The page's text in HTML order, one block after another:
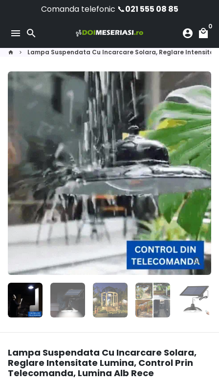
content
Comanda telefonic 📞021 555 08 85
menu search account_circle local_mall
0
home keyboard_arrow_right Lampa Suspendata Cu Incarcare Solara, Reglare
Lampa Suspendata Cu Incarcare Solara,
Reglare Intensitate Lumina, Control Prin
Telecomanda, Lumina Alb Rece